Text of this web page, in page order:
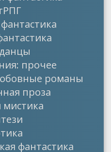
прочее
романы
проза
фантастика